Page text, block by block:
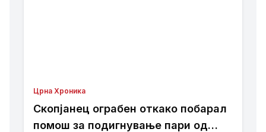
Црна Хроника
Скопјанец ограбен откако побарал
помош за подигнување пари од